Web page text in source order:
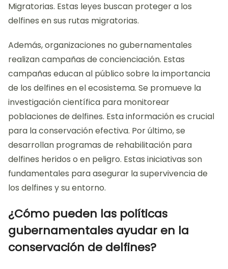
Migratorias. Estas leyes buscan proteger a los
delfines en sus rutas migratorias.
Además, organizaciones no gubernamentales
realizan campañas de concienciación. Estas
campañas educan al público sobre la importancia
de los delfines en el ecosistema. Se promueve la
investigación científica para monitorear
poblaciones de delfines. Esta información es crucial
para la conservación efectiva. Por último, se
desarrollan programas de rehabilitación para
delfines heridos o en peligro. Estas iniciativas son
fundamentales para asegurar la supervivencia de
los delfines y su entorno.
¿Cómo pueden las políticas
gubernamentales ayudar en la
conservación de delfines?